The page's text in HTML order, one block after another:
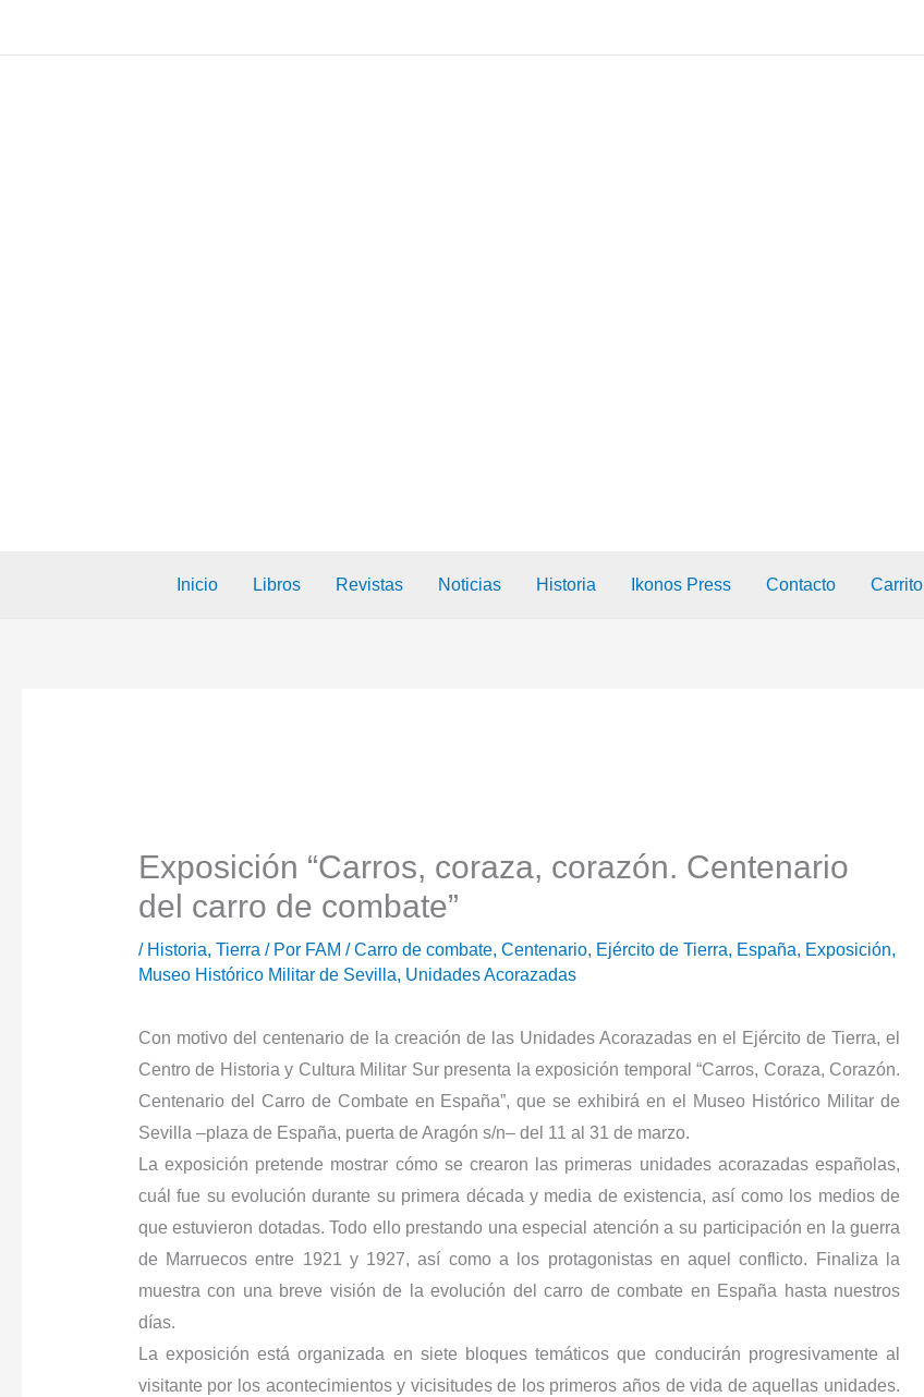
Inicio Libros Revistas Noticias Historia Ikonos Press Contacto Carrito
Exposición “Carros, coraza, corazón. Centenario
del carro de combate”
/ Historia, Tierra/ Por FAM /Carro de combate, Centenario, Ejército de Tierra, España, Exposición,
Museo Histórico Militar de Sevilla, Unidades Acorazadas
Con motivo del centenario de la creación de las Unidades Acorazadas en el Ejército de Tierra, el
Centro de Historia y Cultura Militar Sur presenta la exposición temporal “Carros, Coraza, Corazón.
Centenario del Carro de Combate en España”, que se exhibirá en el Museo Histórico Militar de
Sevilla –plaza de España, puerta de Aragón s/n– del 11 al 31 de marzo.
La exposición pretende mostrar cómo se crearon las primeras unidades acorazadas españolas,
cuál fue su evolución durante su primera década y media de existencia, así como los medios de
que estuvieron dotadas. Todo ello prestando una especial atención a su participación en la guerra
de Marruecos entre 1921 y 1927, así como a los protagonistas en aquel conflicto. Finaliza la
muestra con una breve visión de la evolución del carro de combate en España hasta nuestros
días.
La exposición está organizada en siete bloques temáticos que conducirán progresivamente al
visitante por los acontecimientos y vicisitudes de los primeros años de vida de aquellas unidades.